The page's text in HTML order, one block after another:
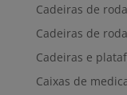
Cadeiras de
Cadeiras de
Cadeiras e
Caixas de